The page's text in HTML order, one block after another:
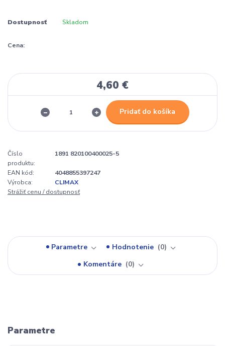
Dostupnosť Skladom
Cena:
4,60 €
Pridať do košíka
Číslo
produktu:
1891 820100400025-5
EAN kód:
4048855397247
Výrobca:
CLIMAX
Strážiť cenu / dostupnosť
Parametre Hodnotenie
0
Komentáre
0
Parametre